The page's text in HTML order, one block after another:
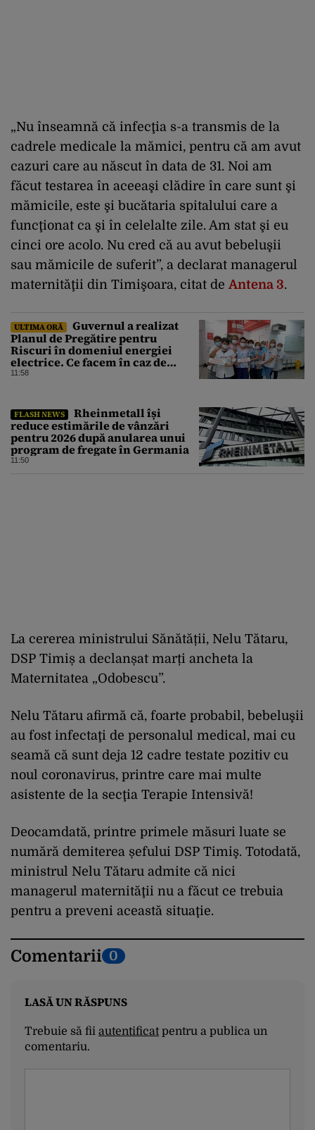
„Nu înseamnă că infecţia s-a transmis de la
cadrele medicale la mămici, pentru că am avut
cazuri care au născut în data de 31. Noi am
făcut testarea în aceeaşi clădire în care sunt şi
mămicile, este şi bucătaria spitalului care a
funcţionat ca şi în celelalte zile. Am stat şi eu
cinci ore acolo. Nu cred că au avut bebeluşii
sau mămicile de suferit”, a declarat managerul
maternităţii din Timişoara, citat de Antena 3.
ULTIMA ORĂ
Guvernul a realizat
Planul de Pregătire pentru
Riscuri în domeniul energiei
electrice. Ce facem în caz de
pandemie, cutremur şi chiar
11:58
FLASH NEWS
Rheinmetall își
reduce estimările de vânzări
pentru 2026 după anularea unui
program de fregate în Germania
11:50
La cererea ministrului Sănătății, Nelu Tătaru,
DSP Timiș a declanșat marți ancheta la
Maternitatea „Odobescu”.
Nelu Tătaru afirmă că, foarte probabil, bebeluşii
au fost infectaţi de personalul medical, mai cu
seamă că sunt deja 12 cadre testate pozitiv cu
noul coronavirus, printre care mai multe
asistente de la secţia Terapie Intensivă!
Deocamdată, printre primele măsuri luate se
numără demiterea șefului DSP Timiş. Totodată,
ministrul Nelu Tătaru admite că nici
managerul maternităţii nu a făcut ce trebuia
pentru a preveni această situaţie.
Comentarii 0
LASĂ UN RĂSPUNS
Trebuie să fii autentificatpentru a publica un
comentariu.